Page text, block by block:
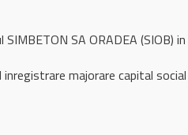
SA ORADEA (SIOB)
majorare capital